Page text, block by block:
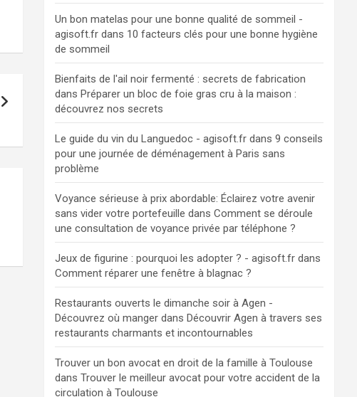
Un bon matelas pour une bonne qualité de sommeil -
agisoft.fr dans 10 facteurs clés pour une bonne hygiène
de sommeil
Bienfaits de l'ail noir fermenté : secrets de fabrication
dansPréparer un bloc de foie gras cru à la maison :
découvrez nos secrets
Le guide du vin du Languedoc - agisoft.fr dans9 conseils
pour une journée de déménagement à Paris sans
problème
Voyance sérieuse à prix abordable: Éclairez votre avenir
sans vider votre portefeuille dansComment se déroule
une consultation de voyance privée par téléphone ?
Jeux de figurine : pourquoi les adopter ? - agisoft.fr dans
Comment réparer une fenêtre à blagnac ?
Restaurants ouverts le dimanche soir à Agen -
Découvrez où manger dansDécouvrir Agen à travers ses
restaurants charmants et incontournables
Trouver un bon avocat en droit de la famille à Toulouse
dansTrouver le meilleur avocat pour votre accident de la
circulation à Toulouse